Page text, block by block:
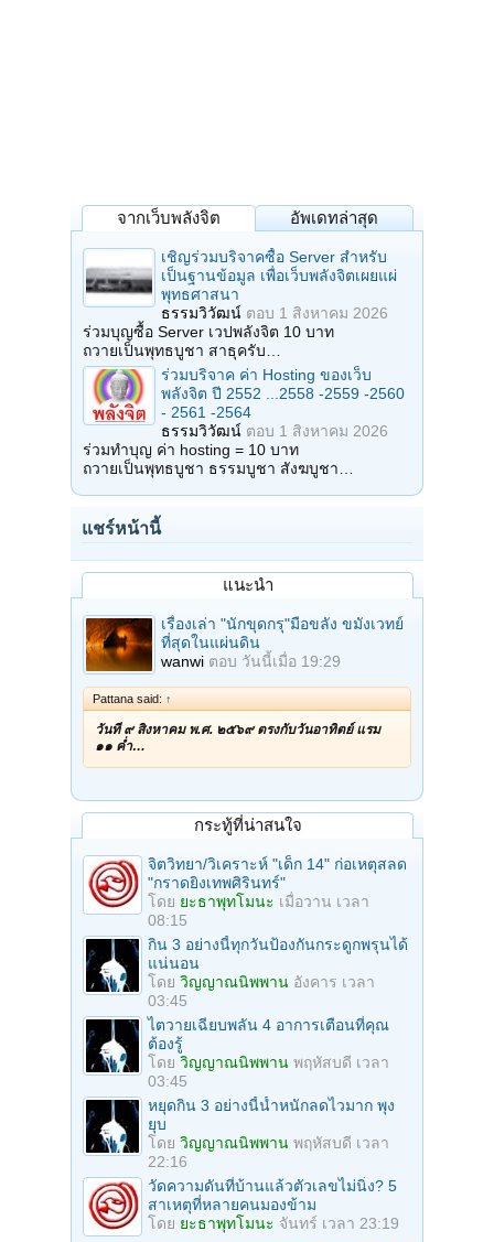
จากเว็บพลังจิต อัพเดทล่าสุด
เชิญร่วมบริจาคซื้อ Server สำหรับ
เป็นฐานข้อมูล เพื่อเว็บพลังจิตเผยแผ่
พุทธศาสนา
ธรรมวิวัฒน์ ตอบ 1 สิงหาคม 2026
ร่วมบุญซื้อ Server เวปพลังจิต 10 บาท
ถวายเป็นพุทธบูชา สาธุครับ…
ร่วมบริจาค ค่า Hosting ของเว็บ
พลังจิต ปี 2552 ...2558 -2559 -2560
- 2561 -2564
ธรรมวิวัฒน์ ตอบ 1 สิงหาคม 2026
ร่วมทำบุญ ค่า hosting = 10 บาท
ถวายเป็นพุทธบูชา ธรรมบูชา สังฆบูชา…
แชร์หน้านี้
แนะนำ
เรื่องเล่า "นักขุดกรุ"มือขลัง ขมังเวทย์
ที่สุดในแผ่นดิน
wanwi ตอบ วันนี้เมื่อ 19:29
Pattana said: ↑
วันที่ ๙ สิงหาคม พ.ศ. ๒๕๖๙ ตรงกับวันอาทิตย์ แรม
๑๑ ค่ำ…
กระทู้ที่น่าสนใจ
จิตวิทยา/วิเคราะห์ "เด็ก 14" ก่อเหตุสลด
"กราดยิงเทพศิรินทร์"
โดย ยะธาพุทโมนะ เมื่อวาน เวลา
08:15
กิน 3 อย่างนี้ทุกวันป้องกันกระดูกพรุนได้
แน่นอน
โดย วิญญาณนิพพาน อังคาร เวลา
03:45
ไตวายเฉียบพลัน 4 อาการเตือนที่คุณ
ต้องรู้
โดย วิญญาณนิพพาน พฤหัสบดี เวลา
03:45
หยุดกิน 3 อย่างนี้น้ำหนักลดไวมาก พุง
ยุบ
โดย วิญญาณนิพพาน พฤหัสบดี เวลา
22:16
วัดความดันที่บ้านแล้วตัวเลขไม่นิ่ง? 5
สาเหตุที่หลายคนมองข้าม
โดย ยะธาพุทโมนะ จันทร์ เวลา 23:19